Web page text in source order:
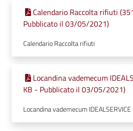
Calendario Raccolta rifiuti
Pubblicato il 03/05/2021)
Calendario Raccolta rifiuti
Locandina vademecum
KB - Pubblicato il 03/05/2021)
Locandina vademecum IDEALSERVICE